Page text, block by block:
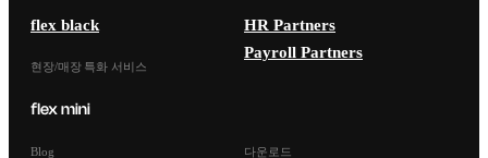
flex black
현장/매장 특화 서비스
HR Partners
Payroll Partners
Blog 다운로드